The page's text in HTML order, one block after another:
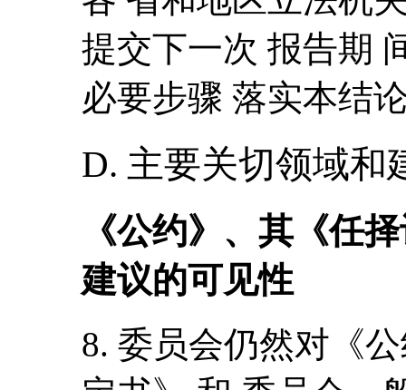
提交下一次 报告期
必要步骤 落实本结
D. 主要关切领域和
《公约》、其《任
建议的可见性
8. 委员会仍然对《